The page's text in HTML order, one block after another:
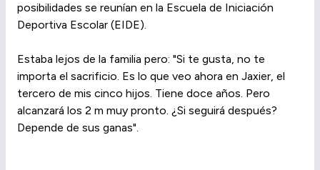
posibilidades se reunían en la Escuela de Iniciación
Deportiva Escolar (EIDE).
Estaba lejos de la familia pero: "Si te gusta, no te
importa el sacrificio. Es lo que veo ahora en Jaxier, el
tercero de mis cinco hijos. Tiene doce años. Pero
alcanzará los 2 m muy pronto. ¿Si seguirá después?
Depende de sus ganas".